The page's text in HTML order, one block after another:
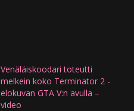
Venäläiskoodari toteutti
melkein koko Terminator 2 -
elokuvan GTA V:n avulla –
video